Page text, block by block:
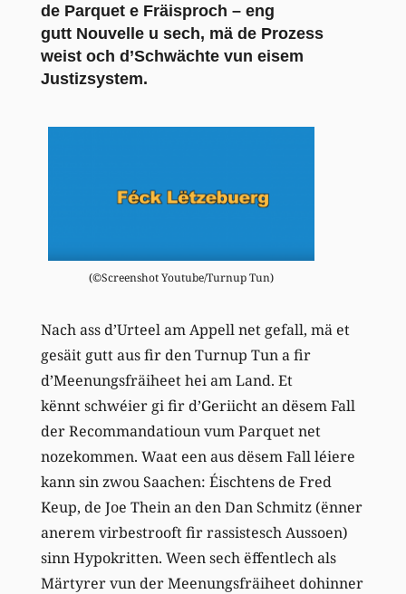
de Parquet e Fräisproch – eng
gutt Nouvelle u sech, mä de Prozess
weist och d’Schwächte vun eisem
Justizsystem.
(©Screenshot Youtube/Turnup Tun)
Nach ass d’Urteel am Appell net gefall, mä et
gesäit gutt aus fir den Turnup Tun a fir
d’Meenungsfräiheet hei am Land. Et
kënnt schwéier gi fir d’Geriicht an dësem Fall
der Recommandatioun vum Parquet net
nozekommen. Waat een aus dësem Fall léiere
kannsin zwou Saachen: Éischtens de Fred
Keup, de Joe Thein an den Dan Schmitz (ënner
anerem virbestrooft fir rassistesch Aussoen)
sinn Hypokritten. Ween sech ëffentlech als
Märtyrer vun der Meenungsfräiheet dohinner